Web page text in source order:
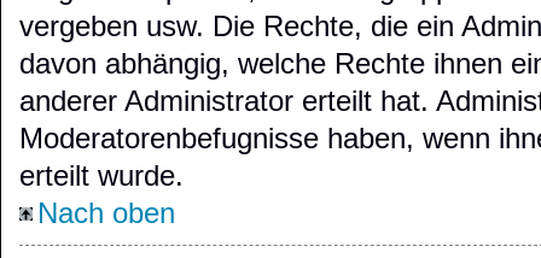
vergeben usw. Die Rechte, die ein
davon abhängig, welche Rechte ihnen
anderer Administrator erteilt hat.
Moderatorenbefugnisse haben, wenn
erteilt wurde.
Nach oben